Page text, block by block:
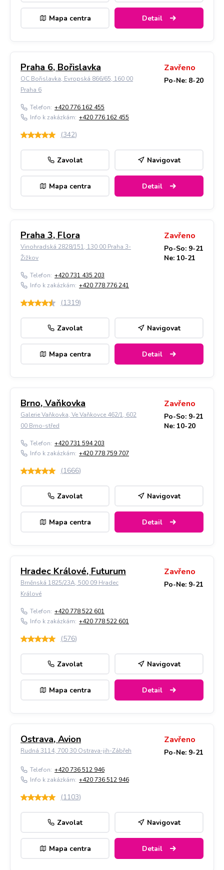
Mapa centra Detail
Praha 6, Bořislavka
OC Bořislavka, Evropská 866/65, 160 00
Praha 6
Zavřeno
Po-Ne: 8-20
Telefon: +420 776 162 455
Info k zakázkám: +420 776 162 455
(342)
Zavolat Navigovat
Mapa centra Detail
Praha 3, Flora
Vinohradská 2828/151, 130 00 Praha 3-
Žižkov
Zavřeno
Po-So: 9-21
Ne: 10-21
Telefon: +420 731 435 203
Info k zakázkám: +420 778 776 241
(1319)
Zavolat Navigovat
Mapa centra Detail
Brno, Vaňkovka
Galerie Vaňkovka, Ve Vaňkovce 462/1, 602
00 Brno-střed
Zavřeno
Po-So: 9-21
Ne: 10-20
Telefon: +420 731 594 203
Info k zakázkám: +420 778 759 707
(1666)
Zavolat Navigovat
Mapa centra Detail
Hradec Králové, Futurum
Brněnská 1825/23A, 500 09 Hradec
Králové
Zavřeno
Po-Ne: 9-21
Telefon: +420 778 522 601
Info k zakázkám: +420 778 522 601
(576)
Zavolat Navigovat
Mapa centra Detail
Ostrava, Avion
Rudná 3114, 700 30 Ostrava-jih-Zábřeh
Zavřeno
Po-Ne: 9-21
Telefon: +420 736 512 946
Info k zakázkám: +420 736 512 946
(1103)
Zavolat Navigovat
Mapa centra Detail